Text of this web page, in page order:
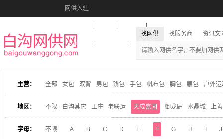
网供入驻
收藏本站
找网供 找服务商 资讯文
主营： 全部 女包 双背 男包 钱包 手包 帆布包 胸包 腰包 户外运
地区： 不限 白沟其它 王庄 老联运 天成嘉园 御龙庭 水晶域 上
字母： 不限 A B C D E F G H J